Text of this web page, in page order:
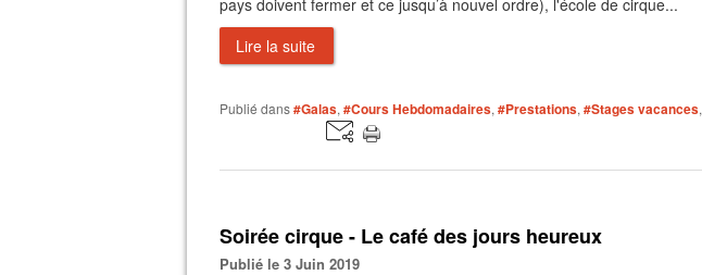
pays doivent fermer et ce jusqu’à nouvel ordre), l'école de cirque...
Lire la suite
Publié dans#Galas, #Cours Hebdomadaires, #Prestations, #Stages vacances,
Soirée cirque - Le café des jours heureux
Publié le 3 Juin 2019